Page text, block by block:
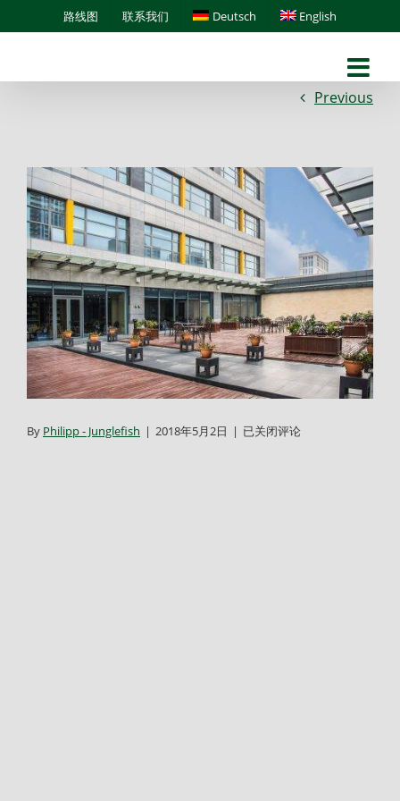
to
路线图 联系我们 Deutsch English
Previous
By Philipp - Junglefish | 2018年5月2日 | GC_taicang_terrase_2
已关闭评论